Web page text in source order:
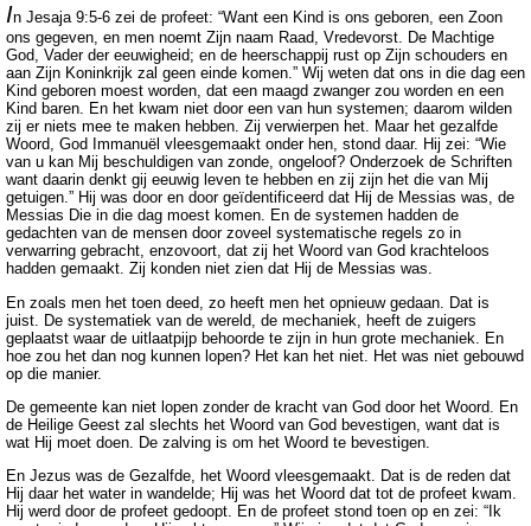
In Jesaja 9:5-6 zei de profeet: “Want een Kind is ons geboren, een Zoon
ons gegeven, en men noemt Zijn naam Raad, Vredevorst. De Machtige
God, Vader der eeuwigheid; en de heerschappij rust op Zijn schouders en
aan Zijn Koninkrijk zal geen einde komen.” Wij weten dat ons in die dag een
Kind geboren moest worden, dat een maagd zwanger zou worden en een
Kind baren. En het kwam niet door een van hun systemen; daarom wilden
zij er niets mee te maken hebben. Zij verwierpen het. Maar het gezalfde
Woord, God Immanuël vleesgemaakt onder hen, stond daar. Hij zei: “Wie
van u kan Mij beschuldigen van zonde, ongeloof? Onderzoek de Schriften
want daarin denkt gij eeuwig leven te hebben en zij zijn het die van Mij
getuigen.” Hij was door en door geïdentificeerd dat Hij de Messias was, de
Messias Die in die dag moest komen. En de systemen hadden de
gedachten van de mensen door zoveel systematische regels zo in
verwarring gebracht, enzovoort, dat zij het Woord van God krachteloos
hadden gemaakt. Zij konden niet zien dat Hij de Messias was.
En zoals men het toen deed, zo heeft men het opnieuw gedaan. Dat is
juist. De systematiek van de wereld, de mechaniek, heeft de zuigers
geplaatst waar de uitlaatpijp behoorde te zijn in hun grote mechaniek. En
hoe zou het dan nog kunnen lopen? Het kan het niet. Het was niet gebouwd
op die manier.
De gemeente kan niet lopen zonder de kracht van God door het Woord. En
de Heilige Geest zal slechts het Woord van God bevestigen, want dat is
wat Hij moet doen. De zalving is om het Woord te bevestigen.
En Jezus was de Gezalfde, het Woord vleesgemaakt. Dat is de reden dat
Hij daar het water in wandelde; Hij was het Woord dat tot de profeet kwam.
Hij werd door de profeet gedoopt. En de profeet stond toen op en zei: “Ik